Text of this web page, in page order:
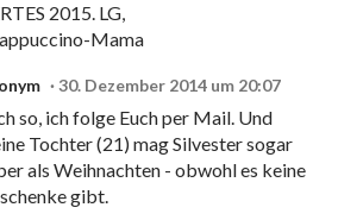
2015. LG,
Mama
30. Dezember 2014 um 20:07
so, ich folge Euch per Mail. Und
Tochter (21) mag Silvester sogar
als Weihnachten - obwohl es keine
gibt.